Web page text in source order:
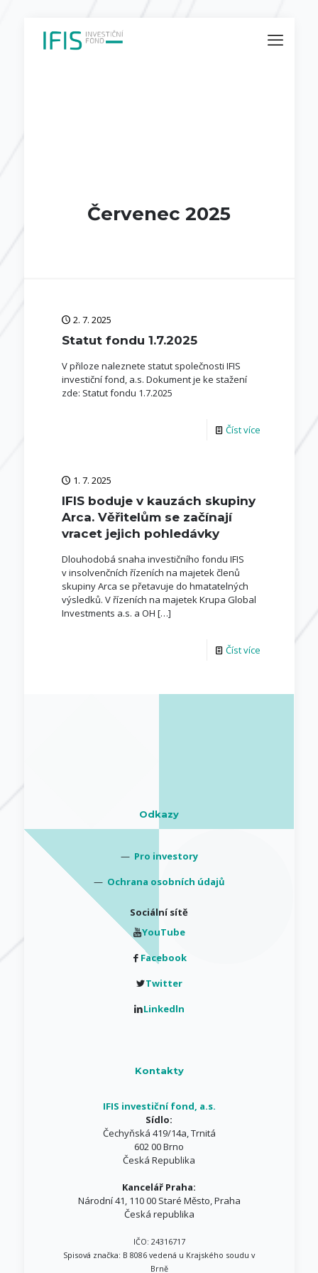
Červenec 2025
2. 7. 2025
Statut fondu 1.7.2025
V přiloze naleznete statut společnosti IFIS
investiční fond, a.s. Dokument je ke stažení
zde: Statut fondu 1.7.2025
Číst více
1. 7. 2025
IFIS boduje v kauzách skupiny
Arca. Věřitelům se začínají
vracet jejich pohledávky
Dlouhodobá snaha investičního fondu IFIS
v insolvenčních řízeních na majetek členů
skupiny Arca se přetavuje do hmatatelných
výsledků. V řízeních na majetek Krupa Global
Investments a.s. a OH […]
Číst více
Odkazy
— Pro investory
— Ochrana osobních údajů
Sociální sítě
YouTube
Facebook
Twitter
Linkedln
Kontakty
IFIS investiční fond, a.s.
Sídlo:
Čechyňská 419/14a, Trnitá
602 00 Brno
Česká Republika
Kancelář Praha:
Národní 41, 110 00 Staré Město, Praha
Česká republika
IČO: 24316717
Spisová značka: B 8086 vedená u Krajského soudu v
Brně